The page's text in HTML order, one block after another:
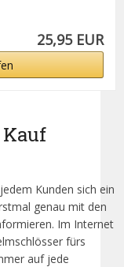
25,95 EUR
Kunden sich ein
genau mit den
Im Internet
fürs
auf jede